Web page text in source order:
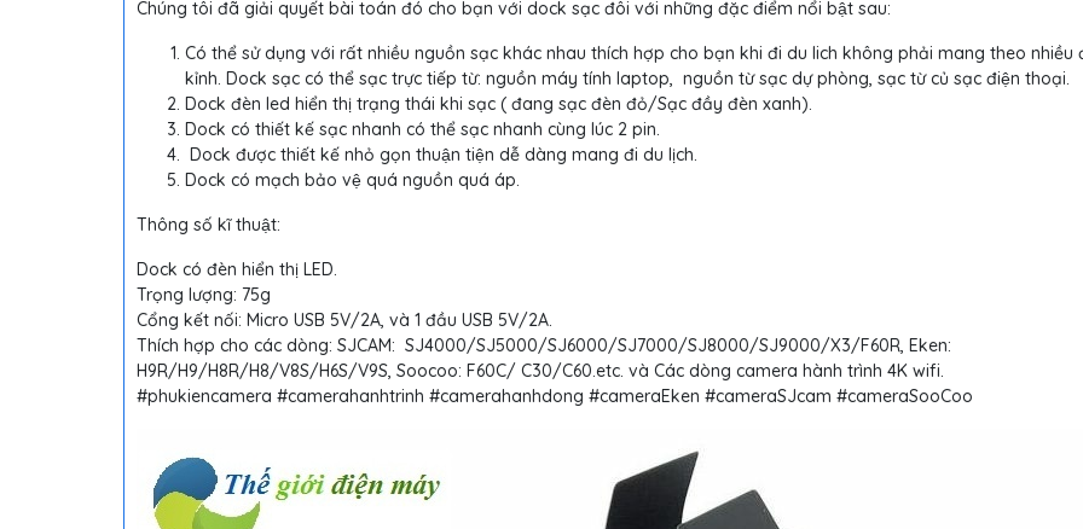
Chúng tôi đã giải quyết bài toán đó cho bạn với dock sạc đôi với những đặc điểm nổi bật sau:
Có thể sử dụng với rất nhiều nguồn sạc khác nhau thích hợp cho bạn khi đi du lich không phải mang theo nhiều
kỉnh. Dock sạc có thể sạc trực tiếp từ: nguồn máy tính laptop, nguồn từ sạc dự phòng, sạc từ củ sạc điện thoại.
Dock đèn led hiển thị trạng thái khi sạc ( đang sạc đèn đỏ/Sạc đầy đèn xanh).
Dock có thiết kế sạc nhanh có thể sạc nhanh cùng lúc 2 pin.
Dock được thiết kế nhỏ gọn thuận tiện dễ dàng mang đi du lịch.
Dock có mạch bảo vệ quá nguồn quá áp.
Thông số kĩ thuật:
Dock có đèn hiển thị LED.
Trọng lượng: 75g
Cổng kết nối: Micro USB 5V/2A, và 1 đầu USB 5V/2A.
Thích hợp cho các dòng: SJCAM: SJ4000/SJ5000/SJ6000/SJ7000/SJ8000/SJ9000/X3/F60R, Eken:
H9R/H9/H8R/H8/V8S/H6S/V9S, Soocoo: F60C/ C30/C60.etc. và Các dòng camera hành trình 4K wifi.
#phukiencamera #camerahanhtrinh #camerahanhdong #cameraEken #cameraSJcam #cameraSooCoo